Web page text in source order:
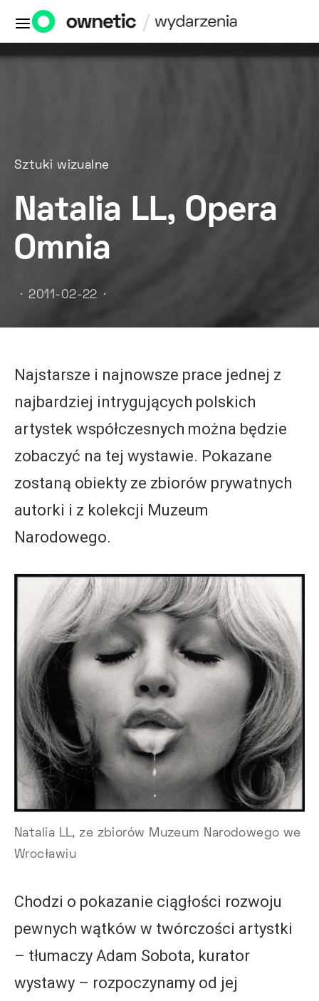
Sztuki wizualne
Natalia LL, Opera
Omnia
2011-02-22
Najstarsze i najnowsze prace jednej z
najbardziej intrygujących polskich
artystek współczesnych można będzie
zobaczyć na tej wystawie. Pokazane
zostaną obiekty ze zbiorów prywatnych
autorki i z kolekcji Muzeum
Narodowego.
Natalia LL, ze zbiorów Muzeum Narodowego we
Wrocławiu
Chodzi o pokazanie ciągłości rozwoju
pewnych wątków w twórczości artystki
– tłumaczy Adam Sobota, kurator
wystawy – rozpoczynamy od jej